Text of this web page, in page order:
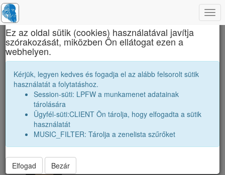
Brassai Sámuel Líceum
B. Renáta
B. Renáta
×
Ez az oldal sütik (cookies) használatával javítja
szórakozását, miközben Ön ellátogat ezen a
webhelyen.
Kérjük, legyen kedves és fogadja el az alább felsorolt sütik
használatát a folytatáshoz.
Session-süti: LPFW a munkamenet adatainak
tárolására
Ügyfél-süti:CLIENT Ön tárolja, hogy elfogadta a sütik
használatát
MUSIC_FILTER: Tárolja a zenelista szűrőket
Elfogad Bezár